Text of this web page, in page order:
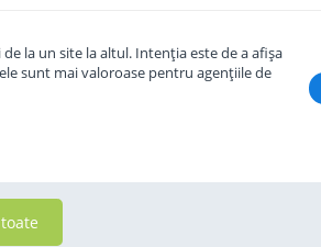
la un site la altul. Intenţia este de a afişa
sunt mai valoroase pentru agenţiile de